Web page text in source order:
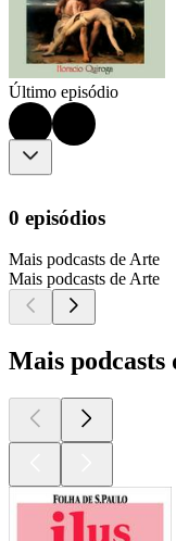
Último episódio
0 episódios
Mais podcasts de Arte
Mais podcasts de Arte
Mais podcasts